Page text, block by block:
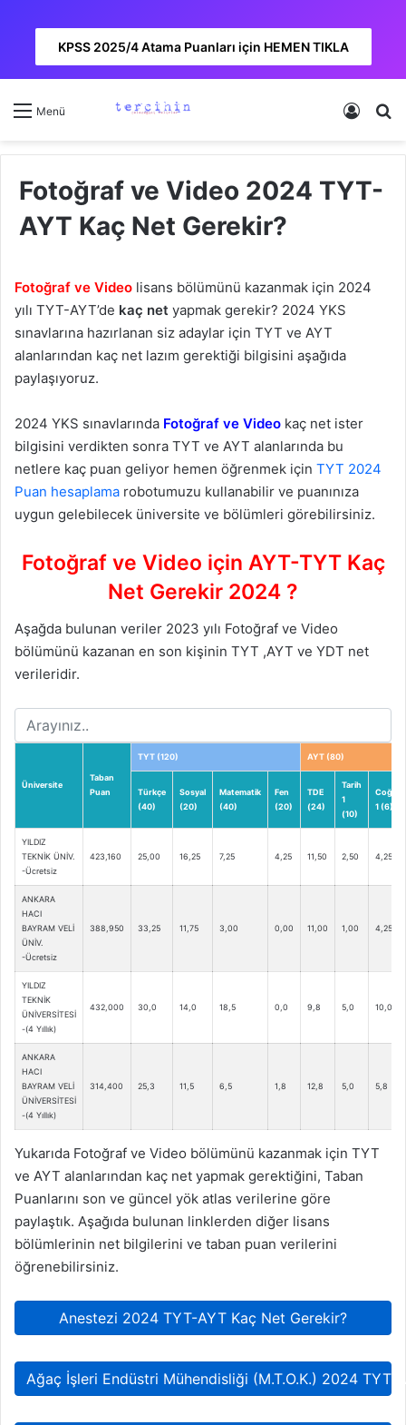
KPSS 2025/4 Atama Puanları için HEMEN TIKLA
Menü Kayıt
Fotoğraf ve Video 2024 TYT-
AYT Kaç Net Gerekir?
Fotoğraf ve Video lisans bölümünü kazanmak için 2024
yılı TYT-AYT’de kaç net yapmak gerekir? 2024 YKS
sınavlarına hazırlanan siz adaylar için TYT ve AYT
alanlarından kaç net lazım gerektiği bilgisini aşağıda
paylaşıyoruz.
2024 YKS sınavlarında Fotoğraf ve Video kaç net ister
bilgisini verdikten sonra TYT ve AYT alanlarında bu
netlere kaç puan geliyor hemen öğrenmek için TYT 2024
Puan hesaplama robotumuzu kullanabilir ve puanınıza
uygun gelebilecek üniversite ve bölümleri görebilirsiniz.
Fotoğraf ve Video için AYT-TYT Kaç
Net Gerekir 2024 ?
Aşağda bulunan veriler 2023 yılı Fotoğraf ve Video
bölümünü kazanan en son kişinin TYT ,AYT ve YDT net
verileridir.
Üniversite
Taban
Puan
TYT (120) AYT (80)
Türkçe
(40)
Sosyal
(20)
Matematik
(40)
Fen
(20)
TDE
(24)
Tarih
1
(10)
1 (6)
YILDIZ
TEKNİK ÜNİV.
-Ücretsiz
423,160 25,00 16,25 7,25 4,25 11,50 2,50 4,25
ANKARA
HACI
BAYRAM VELİ
ÜNİV.
-Ücretsiz
388,950 33,25 11,75 3,00 0,00 11,00 1,00 4,25
YILDIZ
TEKNİK
ÜNİVERSİTESİ
-(4 Yıllık)
432,000 30,0 14,0 18,5 0,0 9,8 5,0 10,0
ANKARA
HACI
BAYRAM VELİ
ÜNİVERSİTESİ
-(4 Yıllık)
314,400 25,3 11,5 6,5 1,8 12,8 5,0 5,8
Yukarıda Fotoğraf ve Video bölümünü kazanmak için TYT
ve AYT alanlarından kaç net yapmak gerektiğini, Taban
Puanlarını son ve güncel yök atlas verilerine göre
paylaştık. Aşağıda bulunan linklerden diğer lisans
bölümlerinin net bilgilerini ve taban puan verilerini
öğrenebilirsiniz.
Anestezi 2024 TYT-AYT Kaç Net Gerekir?
Ağaç İşleri Endüstri Mühendisliği (M.T.O.K.) 2024 TYT-